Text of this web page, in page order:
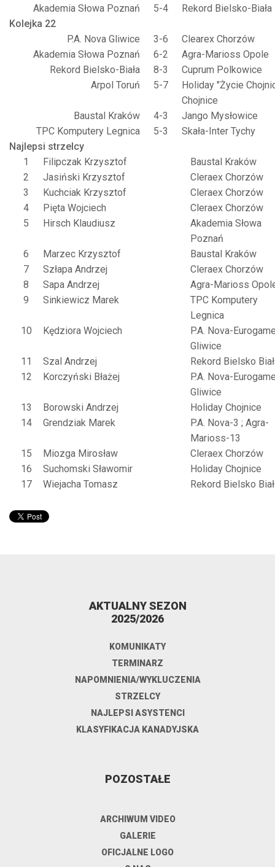
Akademia Słowa Poznań
5-4
Rekord Bielsko-Biała
Kolejka 22
P.A. Nova Gliwice
3-6
Clearex Chorzów
Akademia Słowa Poznań
6-2
Agra-Marioss Opole
Rekord Bielsko-Biała
8-3
Cuprum Polkowice
Arpol Toruń
5-7
Holiday "Życie
Chojnice
Baustal Kraków
4-3
Jango Mysłowice
TPC Komputery Legnica
5-3
Skała-Inter Tychy
Najlepsi strzelcy
1
Filipczak Krzysztof
Baustal Kraków
2
Jasiński Krzysztof
Cleraex Chorzów
3
Kuchciak Krzysztof
Cleraex Chorzów
4
Pięta Wojciech
Cleraex Chorzów
5
Hirsch Klaudiusz
Akademia Słowa
Poznań
6
Marzec Krzysztof
Baustal Kraków
7
Szłapa Andrzej
Cleraex Chorzów
8
Sapa Andrzej
Agra-Marioss
9
Sinkiewicz Marek
TPC Komputery
Legnica
10
Kędziora Wojciech
P.A. Nova-
Gliwice
11
Szal Andrzej
Rekord Bielsko
12
Korczyński Błażej
P.A. Nova-
Gliwice
13
Borowski Andrzej
Holiday Chojnice
14
Grendziak Marek
P.A. Nova-3 ; Agra-
Marioss-13
15
Miozga Mirosław
Cleraex Chorzów
16
Suchomski Sławomir
Holiday Chojnice
17
Wiejacha Tomasz Rekord Bielsko
AKTUALNY SEZON
2025/2026
KOMUNIKATY
TERMINARZ
NAPOMNIENIA/WYKLUCZENIA
STRZELCY
NAJLEPSI ASYSTENCI
KLASYFIKACJA KANADYJSKA
POZOSTAŁE
ARCHIWUM VIDEO
GALERIE
OFICJALNE LOGO